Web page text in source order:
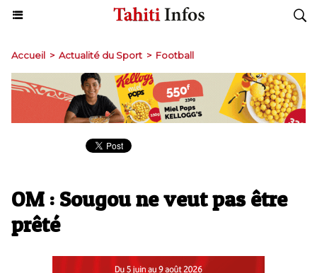
Accueil > Actualité du Sport > Football
OM : Sougou ne veut pas être
prêté